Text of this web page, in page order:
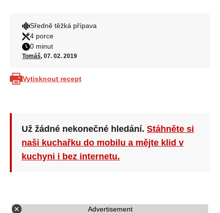
Sředně těžká přípava
4 porce
0 minut
Tomáš, 07. 02. 2019
Vytisknout recept
Už žádné nekonečné hledání. Stáhněte si
naši kuchařku do mobilu a mějte klid v
kuchyni i bez internetu.
Advertisement